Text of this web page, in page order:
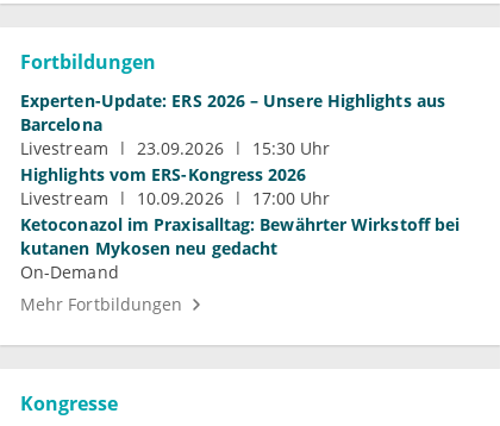
Fortbildungen
Experten-Update: ERS 2026 – Unsere Highlights aus
Barcelona
Livestream
23.09.2026
15:30 Uhr
Highlights vom ERS-Kongress 2026
Livestream
10.09.2026
17:00 Uhr
Ketoconazol im Praxisalltag: Bewährter Wirkstoff bei
kutanen Mykosen neu gedacht
On-Demand
Mehr Fortbildungen
Kongresse